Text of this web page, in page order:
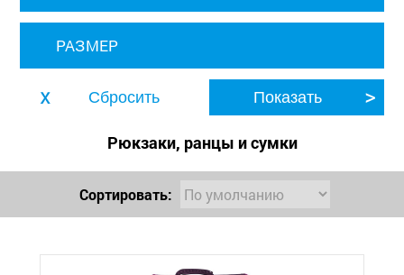
РАЗМЕР
Рюкзаки, ранцы и сумки
Сортировать: